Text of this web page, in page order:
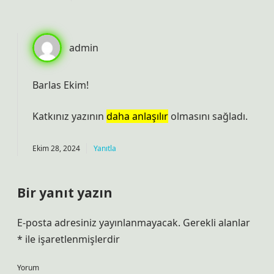
admin
Barlas Ekim!
Katkınız yazının daha anlaşılır olmasını sağladı.
Ekim 28, 2024 Yanıtla
Bir yanıt yazın
E-posta adresiniz yayınlanmayacak. Gerekli alanlar
* ile işaretlenmişlerdir
Yorum